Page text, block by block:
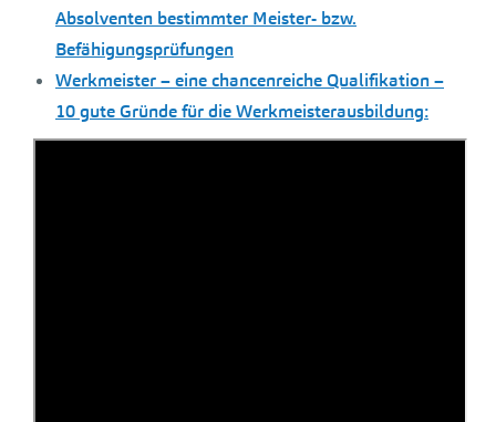
Absolventen bestimmter Meister- bzw.
Befähigungsprüfungen
Werkmeister – eine chancenreiche Qualifikation –
10 gute Gründe für die Werkmeisterausbildung: